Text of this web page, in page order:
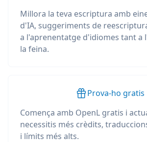
Millora la teva escriptura amb
d'IA, suggeriments de
a l'aprenentatge d'idiomes tant a
la feina.
Prova-ho gratis
Comença amb OpenL gratis i
necessitis més crèdits,
i límits més alts.